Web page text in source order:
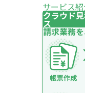
サービス
クラウド
ス
請求業務